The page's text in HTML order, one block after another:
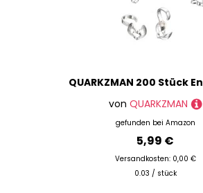
von QUARKZMAN
gefunden bei Amazon
5,99 €
Versandkosten: 0,00 €
0.03 / stück